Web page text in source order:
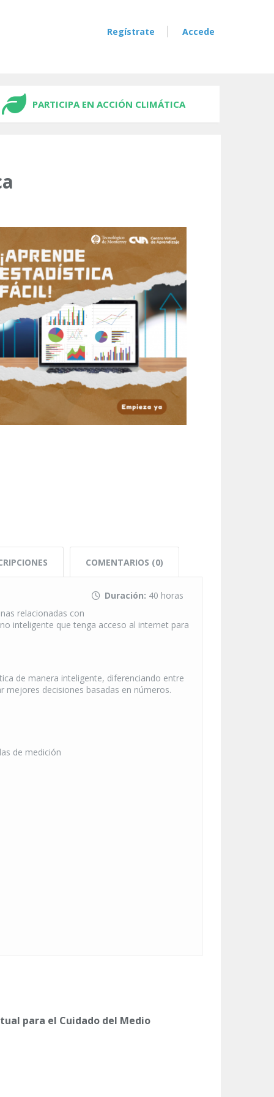
Regístrate Accede
PARTICIPA EN ACCIÓN CLIMÁTICA
COMENTARIOS (0)
Duración: 40 horas
relacionadas con
inteligente que tenga acceso al internet para
de manera inteligente, diferenciando entre
decisiones basadas en números.
de medición
para el Cuidado del Medio